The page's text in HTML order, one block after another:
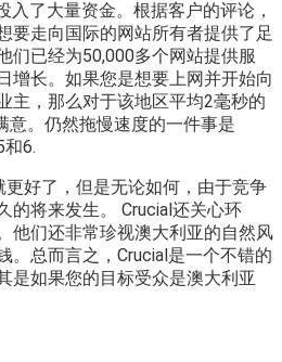
入了大量资金。根据客户的评论，
要走向国际的网站所有者提供了足
们已经为50,000多个网站提供服
增长。如果您是想要上网并开始向
主，那么对于该地区平均2毫秒的
意。仍然拖慢速度的一件事是
6.
好了，但是无论如何，由于竞争
的将来发生。 Crucial还关心环
他们还非常珍视澳大利亚的自然风
。总而言之，Crucial是一个不错的
是如果您的目标受众是澳大利亚